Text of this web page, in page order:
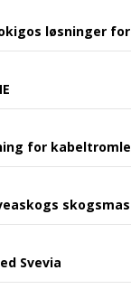
løsninger
for
Svevia